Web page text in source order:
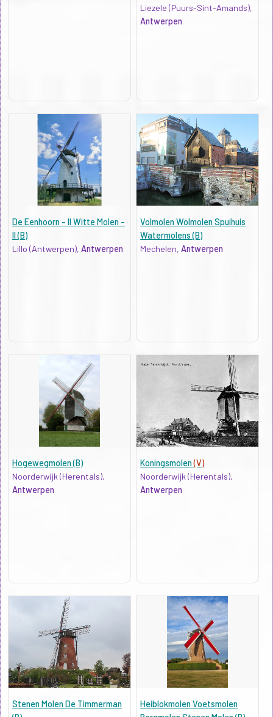
Liezele (Puurs-Sint-Amands),
Antwerpen
De Eenhoorn - II Witte Molen -
II (B)
Lillo (Antwerpen), Antwerpen
Volmolen Wolmolen Spuihuis
Watermolens (B)
Mechelen,Antwerpen
Hogewegmolen (B)
Noorderwijk (Herentals),
Antwerpen
Koningsmolen(V)
Noorderwijk (Herentals),
Antwerpen
Stenen Molen De Timmerman
Heiblokmolen Voetsmolen